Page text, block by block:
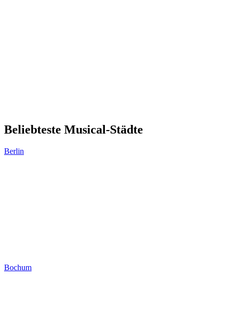
Beliebteste Musical-Städte
Berlin
Bochum